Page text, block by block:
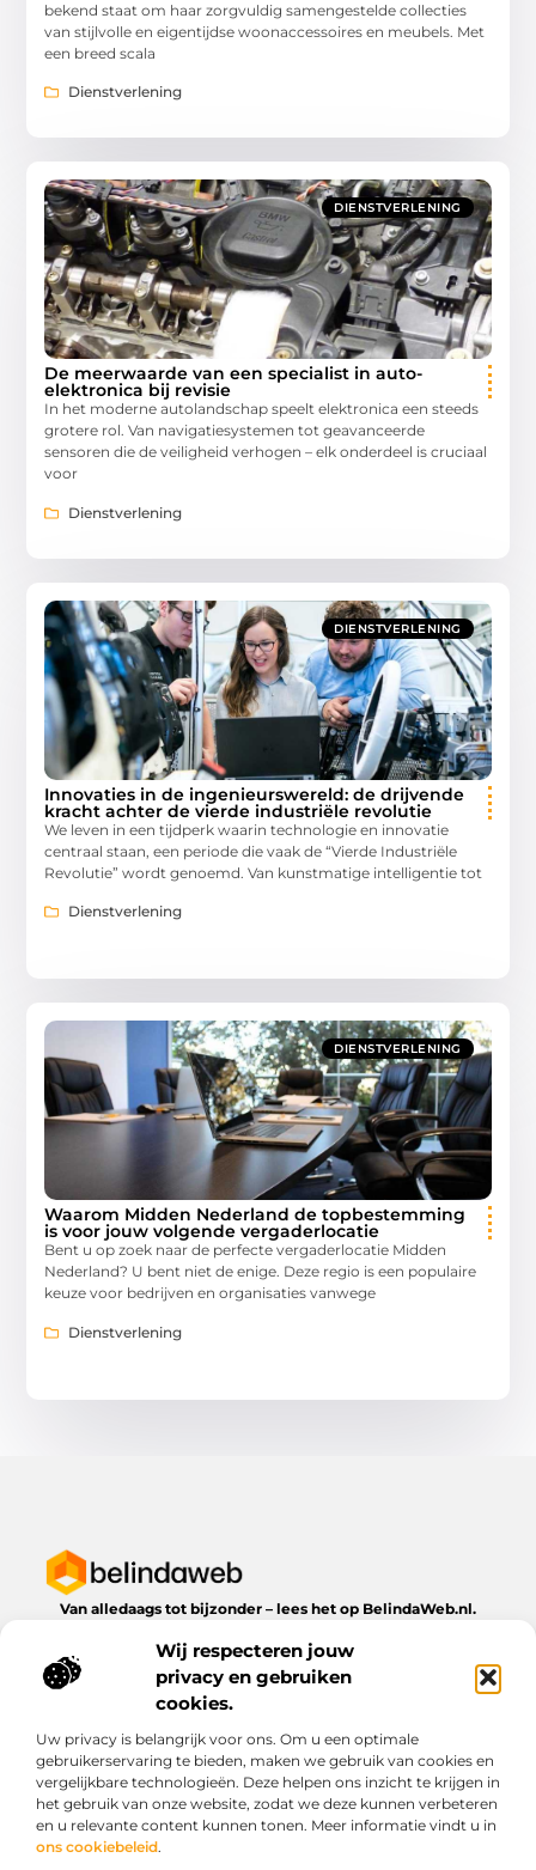
Wij respecteren jouw
privacy en gebruiken
cookies.
Uw privacy is belangrijk voor ons. Om u een optimale
gebruikerservaring te bieden, maken we gebruik van cookies en
vergelijkbare technologieën. Deze helpen ons inzicht te krijgen in
het gebruik van onze website, zodat we deze kunnen verbeteren
en u relevante content kunnen tonen. Meer informatie vindt u in
ons cookiebeleid.
bekend staat om haar zorgvuldig samengestelde collecties
van stijlvolle en eigentijdse woonaccessoires en meubels. Met
een breed scala
Dienstverlening
DIENSTVERLENING
De meerwaarde van een specialist in auto-
elektronica bij revisie
In het moderne autolandschap speelt elektronica een steeds
grotere rol. Van navigatiesystemen tot geavanceerde
sensoren die de veiligheid verhogen – elk onderdeel is cruciaal
voor
Dienstverlening
DIENSTVERLENING
Innovaties in de ingenieurswereld: de drijvende
kracht achter de vierde industriële revolutie
We leven in een tijdperk waarin technologie en innovatie
centraal staan, een periode die vaak de “Vierde Industriële
Revolutie” wordt genoemd. Van kunstmatige intelligentie tot
Dienstverlening
DIENSTVERLENING
Waarom Midden Nederland de topbestemming
is voor jouw volgende vergaderlocatie
Bent u op zoek naar de perfecte vergaderlocatie Midden
Nederland? U bent niet de enige. Deze regio is een populaire
keuze voor bedrijven en organisaties vanwege
Dienstverlening
Van alledaags tot bijzonder – lees het op BelindaWeb.nl.
dagelijks leven te bieden heeft.
Bericht categorie
Onze informatie